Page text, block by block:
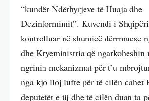
“kundër Ndërhyrjeve të Huaja dhe
Dezinformimit”. Kuvendi i
kontrolluar në shumicë dërrmuese
dhe Kryeministria që ngarkoheshin
ngrinin mekanizmat për t’u
nga kjo lloj lufte për të cilën qahet
deputetët e tij dhe të cilën duan ta